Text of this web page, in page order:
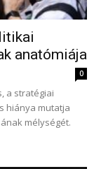
anatómiája
0
a stratégiai
hiánya mutatja
mélységét.